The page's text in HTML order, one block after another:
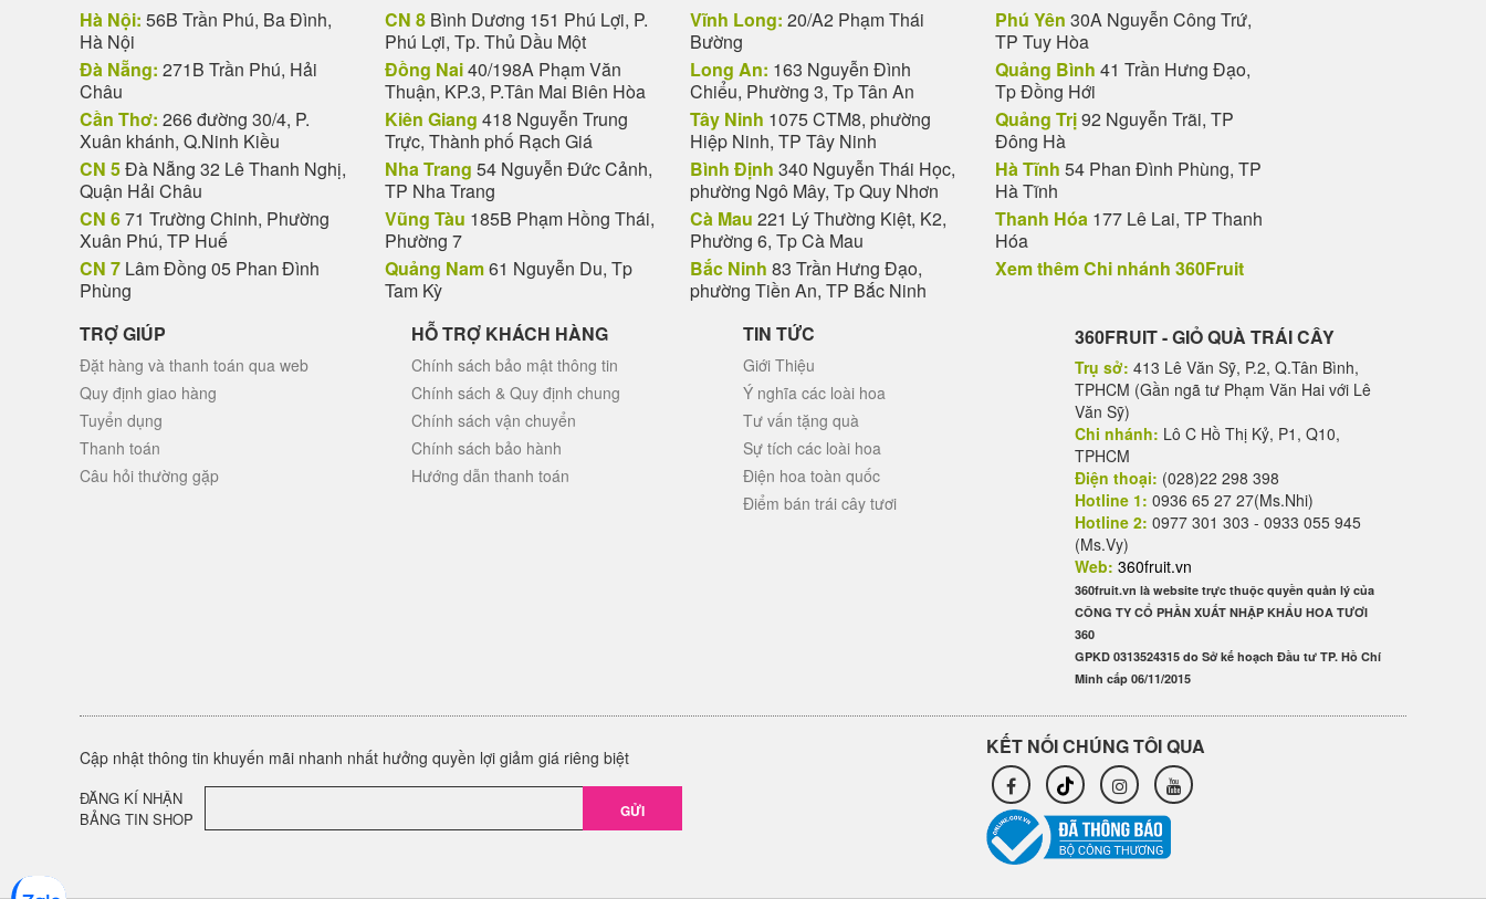
Hà Nội: 56B Trần Phú, Ba Đình,
Hà Nội
Đà Nẵng: 271B Trần Phú, Hải
Châu
Cần Thơ: 266 đường 30/4, P.
Xuân khánh, Q.Ninh Kiều
CN 5Đà Nẵng 32 Lê Thanh Nghị,
Quận Hải Châu
CN 671 Trường Chinh, Phường
Xuân Phú, TP Huế
CN 7 Lâm Đồng 05 Phan Đình
Phùng
CN 8 Bình Dương 151 Phú Lợi, P.
Phú Lợi, Tp. Thủ Dầu Một
Đồng Nai40/198A Phạm Văn
Thuận, KP.3, P.Tân Mai Biên Hòa
Kiên Giang 418 Nguyễn Trung
Trực, Thành phố Rạch Giá
Nha Trang 54 Nguyễn Đức Cảnh,
TP Nha Trang
Vũng Tàu 185B Phạm Hồng Thái,
Phường 7
Quảng Nam61 Nguyễn Du, Tp
Tam Kỳ
Vĩnh Long: 20/A2 Phạm Thái
Bường
Long An: 163 Nguyễn Đình
Chiểu, Phường 3, Tp Tân An
Tây Ninh 1075 CTM8, phường
Hiệp Ninh, TP Tây Ninh
Bình Định 340 Nguyễn Thái Học,
phường Ngô Mây, Tp Quy Nhơn
Cà Mau 221 Lý Thường Kiệt, K2,
Phường 6, Tp Cà Mau
Bắc Ninh 83 Trần Hưng Đạo,
phường Tiền An, TP Bắc Ninh
Phú Yên 30A Nguyễn Công Trứ,
TP Tuy Hòa
Quảng Bình 41 Trần Hưng Đạo,
Tp Đồng Hới
Quảng Trị92 Nguyễn Trãi, TP
Đông Hà
Hà Tĩnh 54 Phan Đình Phùng, TP
Hà Tĩnh
Thanh Hóa 177 Lê Lai, TP Thanh
Hóa
Xem thêm Chi nhánh 360Fruit
TRỢ GIÚP
Đặt hàng và thanh toán qua web
Quy định giao hàng
Tuyển dụng
Thanh toán
Câu hỏi thường gặp
HỖ TRỢ KHÁCH HÀNG
Chính sách bảo mật thông tin
Chính sách & Quy định chung
Chính sách vận chuyển
Chính sách bảo hành
Hướng dẫn thanh toán
TIN TỨC
Giới Thiệu
Ý nghĩa các loài hoa
Tư vấn tặng quà
Sự tích các loài hoa
Điện hoa toàn quốc
Điểm bán trái cây tươi
360FRUIT - GIỎ QUÀ TRÁI CÂY
Trụ sở: 413 Lê Văn Sỹ, P.2, Q.Tân Bình,
TPHCM (Gần ngã tư Phạm Văn Hai với Lê
Văn Sỹ)
Chi nhánh: Lô C Hồ Thị Kỷ, P1, Q10,
TPHCM
Điện thoại: (028)22 298 398
Hotline 1: 0936 65 27 27(Ms.Nhi)
Hotline 2: 0977 301 303 - 0933 055 945
(Ms.Vy)
Web: 360fruit.vn
360fruit.vn là website trực thuộc quyền quản lý của
CÔNG TY CỔ PHẦN XUẤT NHẬP KHẨU HOA TƯƠI
360
GPKD 0313524315 do Sở kế hoạch Đầu tư TP. Hồ Chí
Minh cấp 06/11/2015
Cập nhật thông tin khuyến mãi nhanh nhất hưởng quyền lợi giảm giá riêng biệt
ĐĂNG KÍ NHẬN
BẢNG TIN SHOP
GỬI
KẾT NỐI CHÚNG TÔI QUA